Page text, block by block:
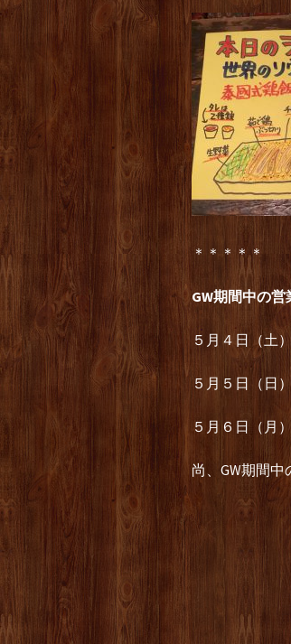
＊＊＊＊＊
GW期間中の営
５月４日（土
５月５日（日
５月６日（月
尚、GW期間